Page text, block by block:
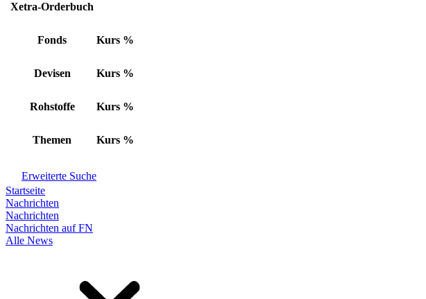
Xetra-Orderbuch
Fonds Kurs %
Devisen Kurs %
Rohstoffe Kurs %
Themen Kurs %
Erweiterte Suche
Startseite
Nachrichten
Nachrichten
Nachrichten auf FN
Alle News